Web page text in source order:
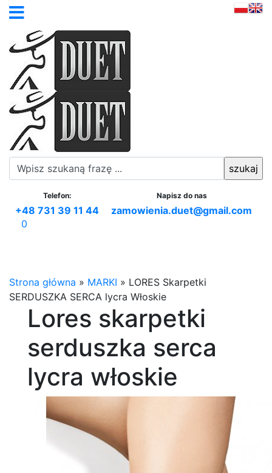
Telefon:
+48 731 39 11 44
Napisz do nas
zamowienia.duet@gmail.com
0
Strona główna » MARKI » LORES Skarpetki
SERDUSZKA SERCA lycra Włoskie
Lores skarpetki
serduszka serca
lycra włoskie